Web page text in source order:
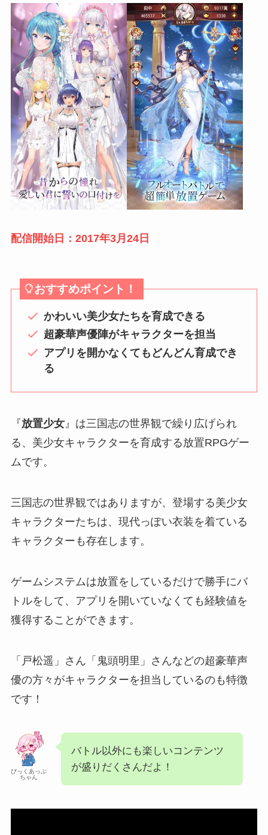
配信開始日：2017年3月24日
おすすめポイント！
かわいい美少女たちを育成できる
超豪華声優陣がキャラクターを担当
アプリを開かなくてもどんどん育成でき
る
『放置少女』は三国志の世界観で繰り広げられ
る、美少女キャラクターを育成する放置RPGゲー
ムです。
三国志の世界観ではありますが、登場する美少女
キャラクターたちは、現代っぽい衣装を着ている
キャラクターも存在します。
ゲームシステムは放置をしているだけで勝手にバ
トルをして、アプリを開いていなくても経験値を
獲得することができます。
「戸松遥」さん「鬼頭明里」さんなどの超豪華声
優の方々がキャラクターを担当しているのも特徴
です！
ぴっくあっぷ
ちゃん
バトル以外にも楽しいコンテンツ
が盛りだくさんだよ！